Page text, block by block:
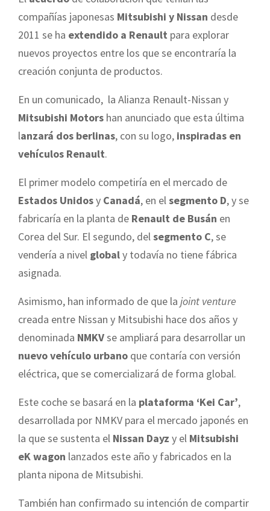
compañías japonesas Mitsubishi y Nissan desde
2011 se ha extendido a Renault para explorar
nuevos proyectos entre los que se encontraría la
creación conjunta de productos.
En un comunicado, la Alianza Renault-Nissan y
Mitsubishi Motors han anunciado que esta última
lanzará dos berlinas, con su logo, inspiradas en
vehículos Renault.
El primer modelo competiría en el mercado de
Estados Unidosy Canadá, en elsegmento D, y se
fabricaría en la planta de Renault de Busán en
Corea del Sur. El segundo, delsegmento C, se
vendería a nivel globaly todavía no tiene fábrica
asignada.
Asimismo, han informado de que la joint venture
creada entre Nissan y Mitsubishi hace dos años y
denominada NMKVse ampliará para desarrollar un
nuevo vehículo urbano que contaría con versión
eléctrica, que se comercializará de forma global.
Este coche se basará en la plataforma ‘Kei Car’,
desarrollada por NMKV para el mercado japonés en
la que se sustenta el Nissan Dayz y el Mitsubishi
eK wagon lanzados este año y fabricados en la
planta nipona de Mitsubishi.
También han confirmado su intención de compartir